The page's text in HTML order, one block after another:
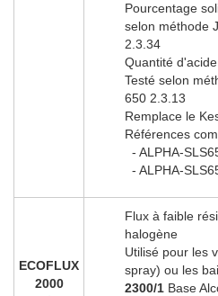
Pourcentage
selon méthode
2.3.34
Quantité
Testé selon
650 2.3.13
Remplace le
Références
- ALPHA-
- ALPHA-
ECOFLUX
2000
Flux à faible
halogène
Utilisé pour les
spray) ou les
2300/1 Base